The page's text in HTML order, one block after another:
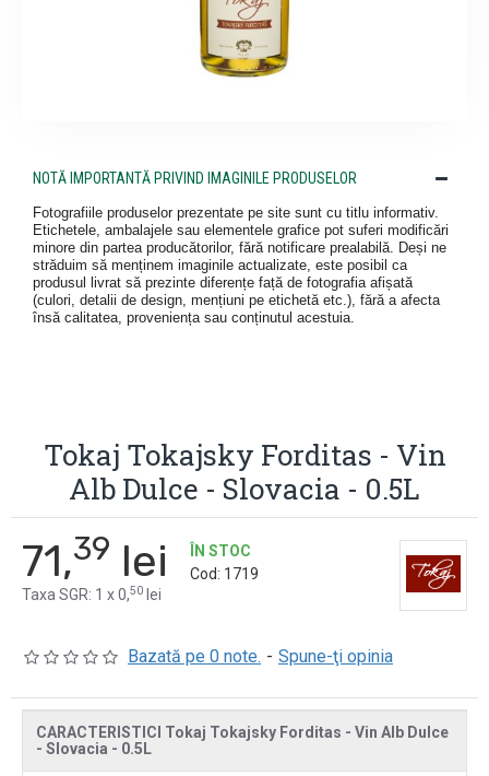
NOTĂ IMPORTANTĂ PRIVIND IMAGINILE PRODUSELOR
Fotografiile produselor prezentate pe site sunt cu titlu informativ.
Etichetele, ambalajele sau elementele grafice pot suferi modificări
minore din partea producătorilor, fără notificare prealabilă. Deși ne
străduim să menținem imaginile actualizate, este posibil ca
produsul livrat să prezinte diferențe față de fotografia afișată
(culori, detalii de design, mențiuni pe etichetă etc.), fără a afecta
însă calitatea, proveniența sau conținutul acestuia.
Tokaj Tokajsky Forditas - Vin
Alb Dulce - Slovacia - 0.5L
Bazată pe 0 note. - Spune-ţi opinia
71,39 lei
Taxa SGR: 1 x 0,50 lei
ÎN STOC
Cod: 1719
CARACTERISTICI Tokaj Tokajsky Forditas - Vin Alb Dulce
- Slovacia - 0.5L